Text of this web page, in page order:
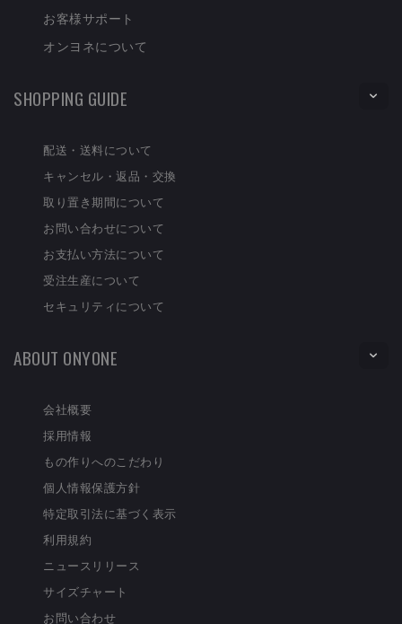
お客様サポート
オンヨネについて
SHOPPING GUIDE
配送・送料について
キャンセル・返品・交換
取り置き期間について
お問い合わせについて
お支払い方法について
受注生産について
セキュリティについて
ABOUT ONYONE
会社概要
採用情報
もの作りへのこだわり
個人情報保護方針
特定取引法に基づく表示
利用規約
ニュースリリース
サイズチャート
お問い合わせ